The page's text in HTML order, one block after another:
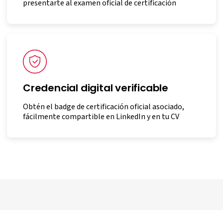
presentarte al examen oficial de certificación
Credencial digital verificable
Obtén el badge de certificación oficial asociado,
fácilmente compartible en LinkedIn y en tu CV